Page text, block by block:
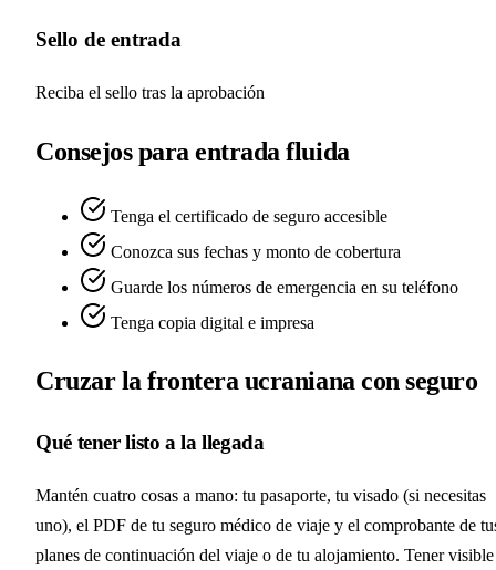
Sello de entrada
Reciba el sello tras la aprobación
Consejos para entrada fluida
Tenga el certificado de seguro accesible
Conozca sus fechas y monto de cobertura
Guarde los números de emergencia en su teléfono
Tenga copia digital e impresa
Cruzar la frontera ucraniana con seguro
Qué tener listo a la llegada
Mantén cuatro cosas a mano: tu pasaporte, tu visado (si necesitas
uno), el PDF de tu seguro médico de viaje y el comprobante de
planes de continuación del viaje o de tu alojamiento. Tener